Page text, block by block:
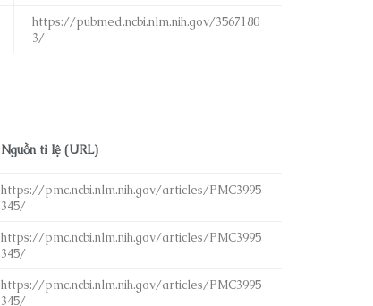
https://pubmed.ncbi.nlm.nih.gov/3567180
3/
Nguồn tỉ lệ (URL)
https://pmc.ncbi.nlm.nih.gov/articles/PMC3995
345/
https://pmc.ncbi.nlm.nih.gov/articles/PMC3995
345/
https://pmc.ncbi.nlm.nih.gov/articles/PMC3995
345/